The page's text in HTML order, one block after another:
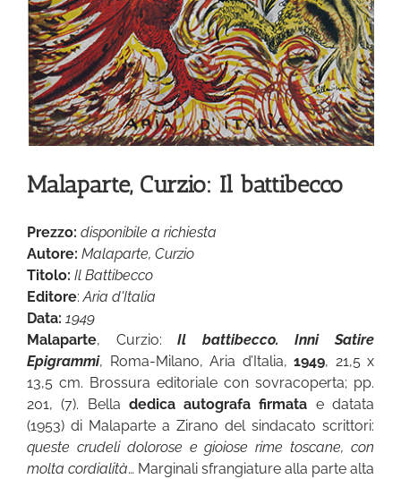
Malaparte, Curzio: Il battibecco
Prezzo: disponibile a richiesta
Autore: Malaparte, Curzio
Titolo: Il Battibecco
Editore:Aria d'Italia
Data: 1949
Malaparte, Curzio:Il battibecco. Inni Satire
Epigrammi, Roma-Milano, Aria d’Italia, 1949, 21,5 x
13,5 cm. Brossura editoriale con sovracoperta; pp.
201, (7). Bella dedica autografa firmata e datata
(1953) di Malaparte a Zirano del sindacato scrittori:
queste crudeli dolorose e gioiose rime toscane, con
molta cordialità… Marginali sfrangiature alla parte alta